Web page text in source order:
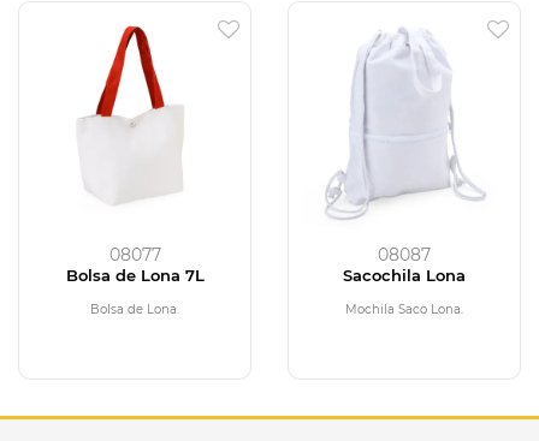
08077
Bolsa de Lona 7L
Bolsa de Lona.
08087
Sacochila Lona
Mochila Saco Lona.